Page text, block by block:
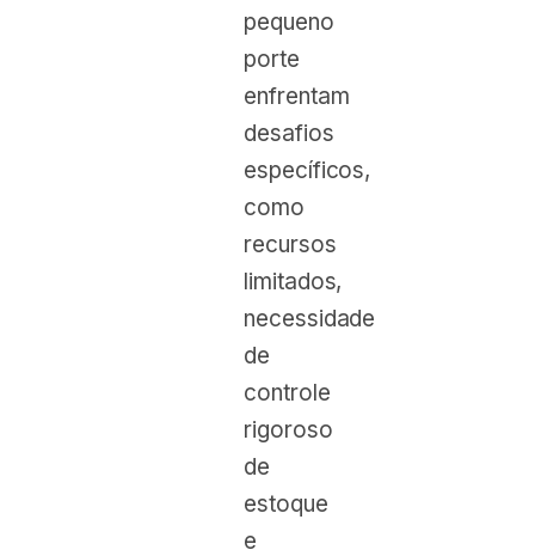
pequeno
porte
enfrentam
desafios
específicos,
como
recursos
limitados,
necessidade
de
controle
rigoroso
de
estoque
e